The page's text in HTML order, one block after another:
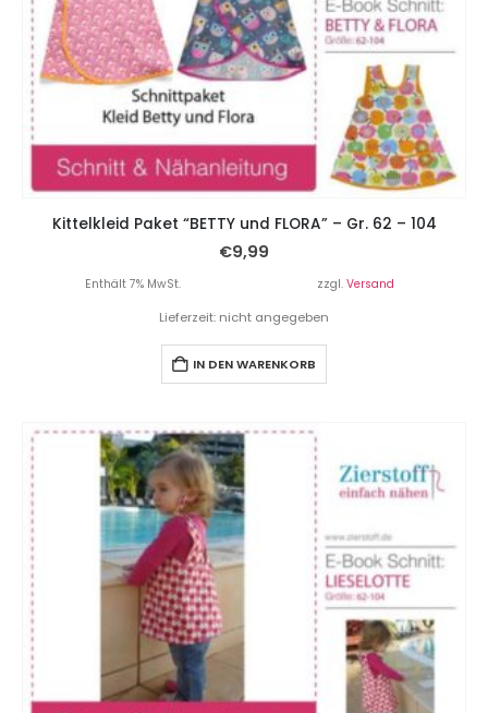
Kittelkleid Paket “BETTY und FLORA” – Gr. 62 – 104
€9,99
Enthält 7% MwSt. zzgl. Versand
Lieferzeit: nicht angegeben
IN DEN WARENKORB